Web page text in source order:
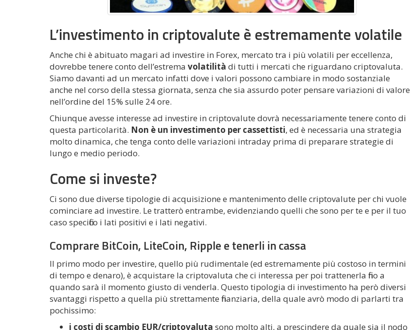
L’investimento in criptovalute è estremamente volatile
Anche chi è abituato magari ad investire in Forex, mercato tra i più volatili per eccellenza,
dovrebbe tenere conto dell’estrema volatilità di tutti i mercati che riguardano criptovaluta.
Siamo davanti ad un mercato infatti dove i valori possono cambiare in modo sostanziale
anche nel corso della stessa giornata, senza che sia assurdo poter pensare variazioni di valore
nell’ordine del 15% sulle 24 ore.
Chiunque avesse interesse ad investire in criptovalute dovrà necessariamente tenere conto di
questa particolarità. Non è un investimento per cassettisti, ed è necessaria una strategia
molto dinamica, che tenga conto delle variazioni intraday prima di preparare strategie di
lungo e medio periodo.
Come si investe?
Ci sono due diverse tipologie di acquisizione e mantenimento delle criptovalute per chi vuole
cominciare ad investire. Le tratterò entrambe, evidenziando quelli che sono per te e per il tuo
caso specifico i lati positivi e i lati negativi.
Comprare BitCoin, LiteCoin, Ripple e tenerli in cassa
Il primo modo per investire, quello più rudimentale (ed estremamente più costoso in termini
di tempo e denaro), è acquistare la criptovaluta che ci interessa per poi trattenerla fino a
quando sarà il momento giusto di venderla. Questo tipologia di investimento ha però diversi
svantaggi rispetto a quella più strettamente finanziaria, della quale avrò modo di parlarti tra
pochissimo:
i costi di scambio EUR/criptovaluta sono molto alti, a prescindere da quale sia il nodo